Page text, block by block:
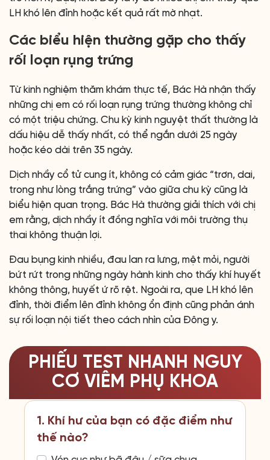
LH khó lên đỉnh hoặc kết quả rất mờ nhạt.
Các biểu hiện thường gặp cho thấy
rối loạn rụng trứng
Từ kinh nghiệm thăm khám thực tế, Bác Hà nhận thấy
những chị em có rối loạn rụng trứng thường không chỉ
có một triệu chứng. Chu kỳ kinh nguyệt thất thường là
dấu hiệu dễ thấy nhất, có thể ngắn dưới 25 ngày
hoặc kéo dài trên 35 ngày.
Dịch nhầy cổ tử cung ít, không có cảm giác “trơn, dai,
trong như lòng trắng trứng” vào giữa chu kỳ cũng là
biểu hiện quan trọng. Bác Hà thường giải thích với chị
em rằng, dịch nhầy ít đồng nghĩa với môi trường thụ
thai không thuận lợi.
Đau bụng kinh nhiều, đau lan ra lưng, mệt mỏi, người
bứt rứt trong những ngày hành kinh cho thấy khí huyết
không thông, huyết ứ rõ rệt. Ngoài ra, que LH khó lên
đỉnh, thời điểm lên đỉnh không ổn định cũng phản ánh
sự rối loạn nội tiết theo cách nhìn của Đông y.
PHIẾU TEST NHANH NGUY
CƠ VIÊM PHỤ KHOA
1. Khí hư của bạn có đặc điểm như
thế nào?